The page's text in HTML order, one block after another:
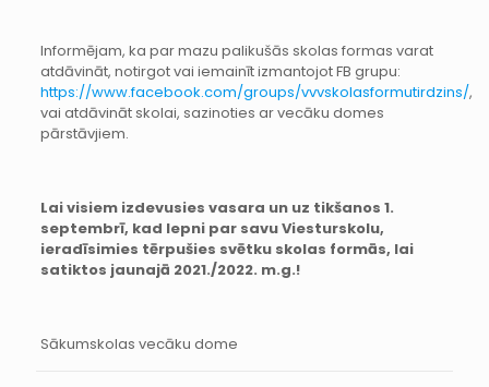
Informējam, ka par mazu palikušās skolas formas varat
atdāvināt, notirgot vai iemainīt izmantojot FB grupu:
https://www.facebook.com/groups/vvvskolasformutirdzins/,
vai atdāvināt skolai, sazinoties ar vecāku domes
pārstāvjiem.
Lai visiem izdevusies vasara un uz tikšanos 1.
septembrī, kad lepni par savu Viesturskolu,
ieradīsimies tērpušies svētku skolas formās, lai
satiktos jaunajā 2021./2022. m.g.!
Sākumskolas vecāku dome